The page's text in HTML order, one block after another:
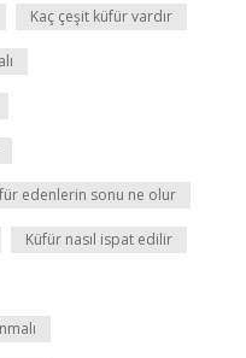
Kaç çeşit küfür vardır
edenlerin sonu ne olur
Küfür nasıl ispat edilir